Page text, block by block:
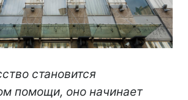
становится
помощи, оно начинает